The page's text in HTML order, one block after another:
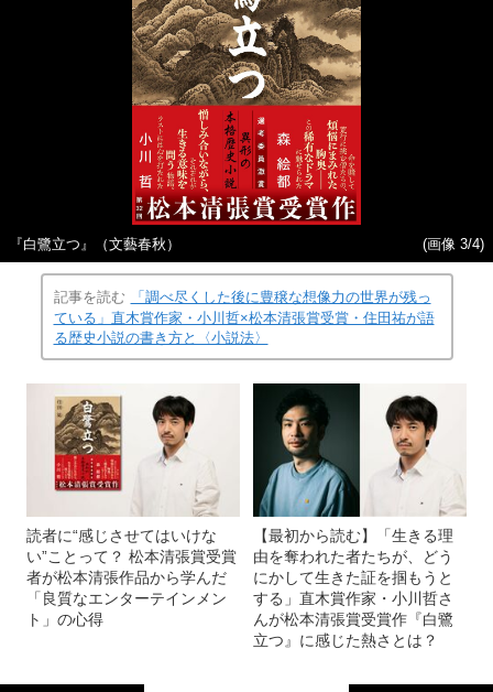
『白鷺立つ』（文藝春秋） (画像 3/4)
記事を読む
「調べ尽くした後に豊穣な想像力の世界が残っ
ている」直木賞作家・小川哲×松本清張賞受賞・住田祐が語
る歴史小説の書き方と〈小説法〉
読者に“感じさせてはいけな
い”ことって？ 松本清張賞受賞
者が松本清張作品から学んだ
「良質なエンターテインメン
ト」の心得
【最初から読む】「生きる理
由を奪われた者たちが、どう
にかして生きた証を掴もうと
する」直木賞作家・小川哲さ
んが松本清張賞受賞作『白鷺
立つ』に感じた熱さとは？